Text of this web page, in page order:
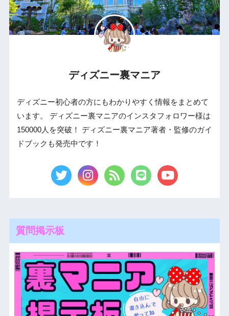
ディズニー裏マニア
ディズニー初心者の方にもわかりやすく情報をまとめて
います。 ディズニー裏マニアのインスタフォロワー様は
150000人を突破！ ディズニー裏マニア著者・監修のガイ
ドブックも発売中です！
質問掲示板